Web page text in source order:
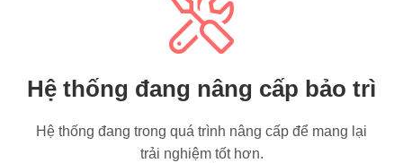
Hệ thống đang nâng cấp bảo trì
Hệ thống đang trong quá trình nâng cấp để mang lại
trải nghiệm tốt hơn.